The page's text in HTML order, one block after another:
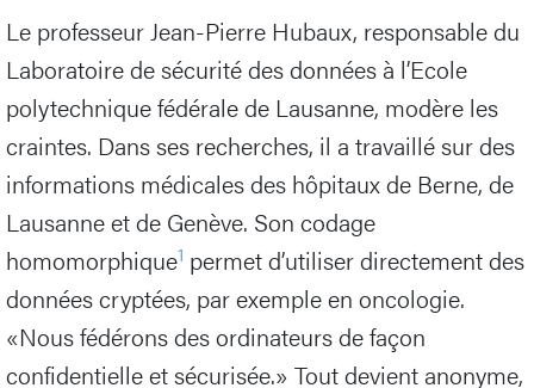
Le professeur Jean-Pierre Hubaux, responsable du
Laboratoire de sécurité des données à l’Ecole
polytechnique fédérale de Lausanne, modère les
craintes. Dans ses recherches, il a travaillé sur des
informations médicales des hôpitaux de Berne, de
Lausanne et de Genève. Son codage
homomorphique1 permet d’utiliser directement des
données cryptées, par exemple en oncologie.
«Nous fédérons des ordinateurs de façon
confidentielle et sécurisée.» Tout devient anonyme,